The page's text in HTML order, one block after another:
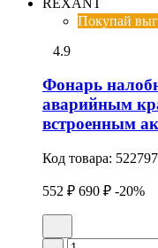
Покупай
4.9
Фонарь
аварийным
встроенным
Код товара: 522797
552 ₽ 690 ₽ -20%